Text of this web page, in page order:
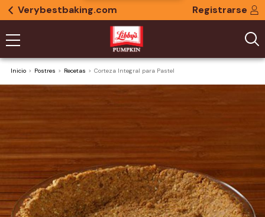
Verybestbaking.com Registrarse
Inicio Postres Recetas Corteza Integral para Pastel